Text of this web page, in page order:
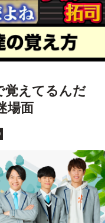
覚えてるんだ
場面